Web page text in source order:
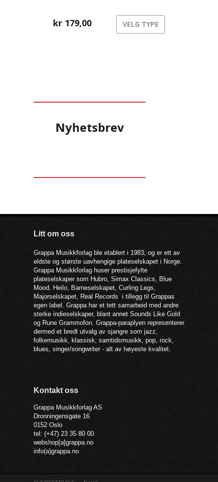
kr 179,00 VELG TYPE
Nyhetsbrev
Litt om oss
Grappa Musikkforlag ble etablert i 1983, og er ett av
eldste og største uavhengige plateselskapet i Norge.
Grappa Musikkforlag huser prestisjefylte
plateselskaper som Hubro, Simax Classics, Blue
Mood, Heilo, Barneselskapet, Curling Legs,
Majorselskapet, Real Records i tillegg til Grappas
egen label. Grappa har et tett samarbeid med andre
sterke indieselskaper, blant annet Sounds Like Gold
og Rune Grammofon. Grappa-paraplyen representerer
dermed et bredt utvalg av sjangre som jazz,
folkemusikk, klassisk, samtidsmusikk, pop, rock,
blues, singer/songwriter - alt av høyeste kvalitet.
Kontakt oss
Grappa Musikkforlag AS
Dronningensgate 16
0152 Oslo
tel: (+47) 23 35 80 00
webshop[a]grappa.no
info(a)grappa.no